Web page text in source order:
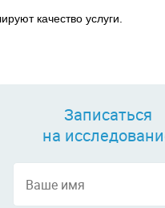
качество услуги.
Записаться
на